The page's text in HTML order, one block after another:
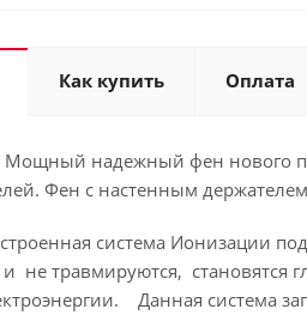
Как купить Оплата
надежный фен нового
Фен с настенным
система Ионизации
и не травмируются, становятся
Данная система